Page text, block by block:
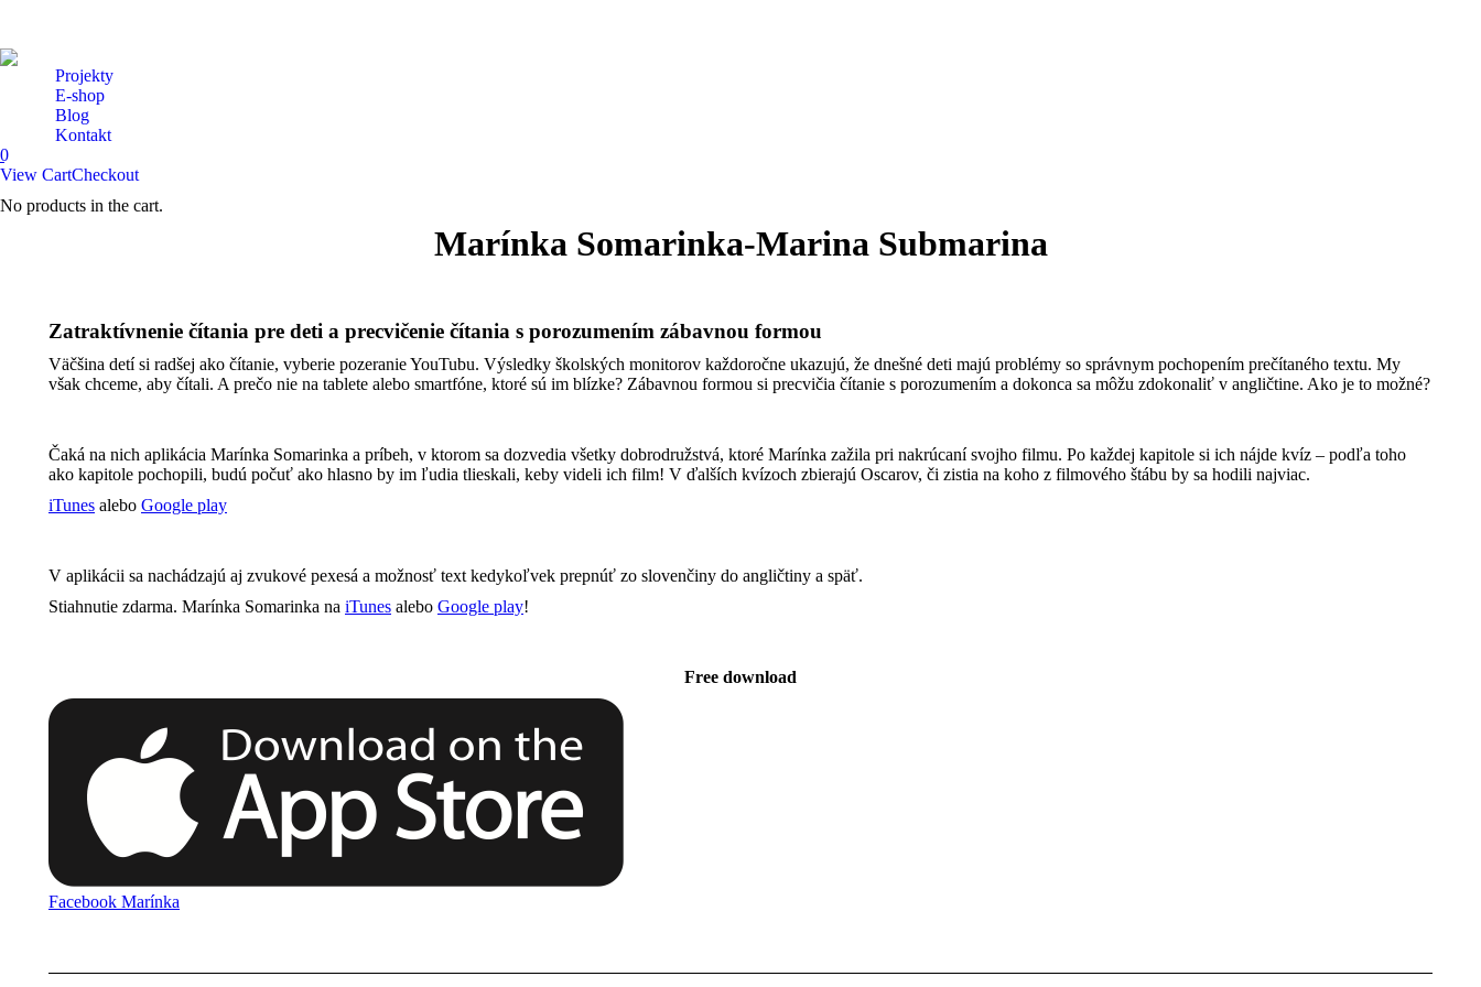
Projekty
E-shop
Blog
Kontakt
0
View CartCheckout
No products in the cart.
windowwindow
Marínka Somarinka-Marina Submarina
Zatraktívnenie čítania pre deti a precvičenie čítania s porozumením zábavnou formou
Väčšina detí si radšej ako čítanie, vyberie pozeranie YouTubu. Výsledky školských monitorov každoročne ukazujú, že dnešné deti majú problémy so správnym pochopením prečítaného textu. My
však chceme, aby čítali. A prečo nie na tablete alebo smartfóne, ktoré sú im blízke? Zábavnou formou si precvičia čítanie s porozumením a dokonca sa môžu zdokonaliť v angličtine. Ako je to možné?
Čaká na nich aplikácia Marínka Somarinka a príbeh, v ktorom sa dozvedia všetky dobrodružstvá, ktoré Marínka zažila pri nakrúcaní svojho filmu. Po každej kapitole si ich nájde kvíz – podľa toho
ako kapitole pochopili, budú počuť ako hlasno by im ľudia tlieskali, keby videli ich film! V ďalších kvízoch zbierajú Oscarov, či zistia na koho z filmového štábu by sa hodili najviac.
iTunes alebo Google play
V aplikácii sa nachádzajú aj zvukové pexesá a možnosť text kedykoľvek prepnúť zo slovenčiny do angličtiny a späť.
Stiahnutie zdarma. Marínka Somarinka na iTunes alebo Google play!
Free download
Facebook Marínka